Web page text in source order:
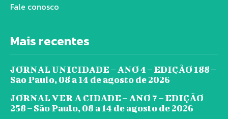
Fale conosco
Mais recentes
JORNAL UNICIDADE – ANO 4 – EDIÇÃO 188 –
São Paulo, 08 a 14 de agosto de 2026
JORNAL VER A CIDADE – ANO 7 – EDIÇÃO
258 – São Paulo, 08 a 14 de agosto de 2026